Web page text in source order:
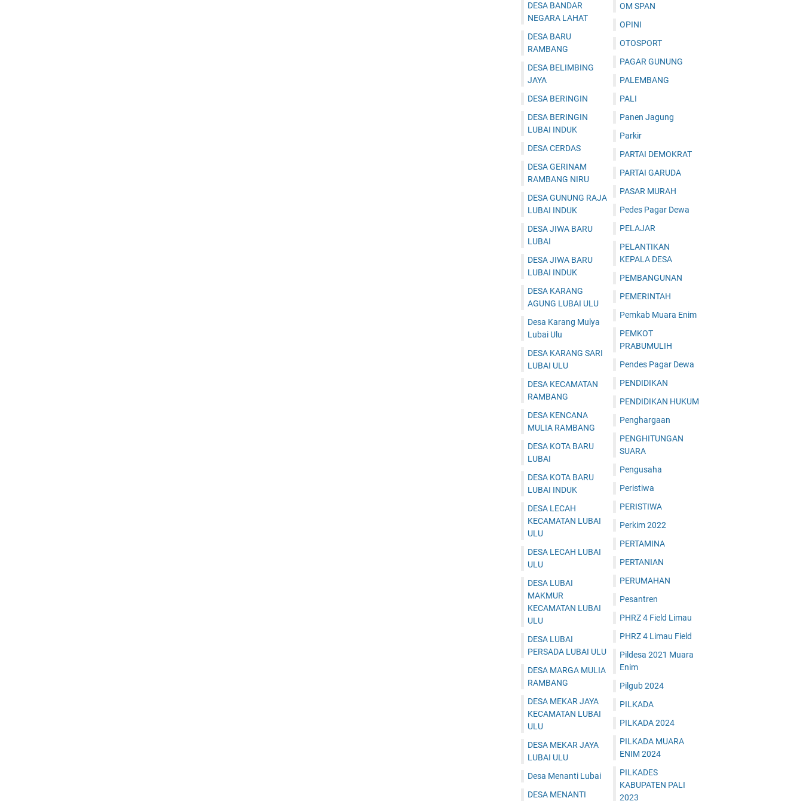
DESA BANDAR
NEGARA LAHAT
DESA BARU
RAMBANG
DESA BELIMBING
JAYA
DESA BERINGIN
DESA BERINGIN
LUBAI INDUK
DESA CERDAS
DESA GERINAM
RAMBANG NIRU
DESA GUNUNG RAJA
LUBAI INDUK
DESA JIWA BARU
LUBAI
DESA JIWA BARU
LUBAI INDUK
DESA KARANG
AGUNG LUBAI ULU
Desa Karang Mulya
Lubai Ulu
DESA KARANG SARI
LUBAI ULU
DESA KECAMATAN
RAMBANG
DESA KENCANA
MULIA RAMBANG
DESA KOTA BARU
LUBAI
DESA KOTA BARU
LUBAI INDUK
DESA LECAH
KECAMATAN LUBAI
ULU
DESA LECAH LUBAI
ULU
DESA LUBAI
MAKMUR
KECAMATAN LUBAI
ULU
DESA LUBAI
PERSADA LUBAI ULU
DESA MARGA MULIA
RAMBANG
DESA MEKAR JAYA
KECAMATAN LUBAI
ULU
DESA MEKAR JAYA
LUBAI ULU
Desa Menanti Lubai
DESA MENANTI
OM SPAN
OPINI
OTOSPORT
PAGAR GUNUNG
PALEMBANG
PALI
Panen Jagung
Parkir
PARTAI DEMOKRAT
PARTAI GARUDA
PASAR MURAH
Pedes Pagar Dewa
PELAJAR
PELANTIKAN
KEPALA DESA
PEMBANGUNAN
PEMERINTAH
Pemkab Muara Enim
PEMKOT
PRABUMULIH
Pendes Pagar Dewa
PENDIDIKAN
PENDIDIKAN HUKUM
Penghargaan
PENGHITUNGAN
SUARA
Pengusaha
Peristiwa
PERISTIWA
Perkim 2022
PERTAMINA
PERTANIAN
PERUMAHAN
Pesantren
PHRZ 4 Field Limau
PHRZ 4 Limau Field
Pildesa 2021 Muara
Enim
Pilgub 2024
PILKADA
PILKADA 2024
PILKADA MUARA
ENIM 2024
PILKADES
KABUPATEN PALI
2023